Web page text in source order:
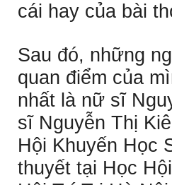
cái hay của bài
Sau đó, những
quan điểm của
nhất là nữ sĩ
sĩ Nguyễn Thị
Hội Khuyến Học
thuyết tại Học